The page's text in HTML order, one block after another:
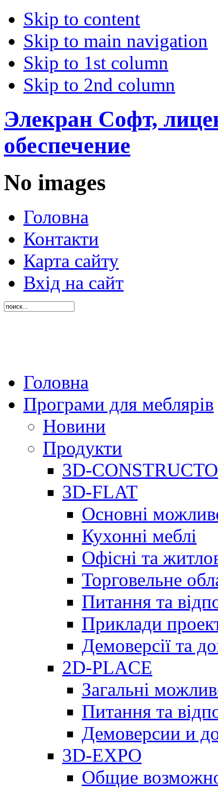
Skip to content
Skip to main navigation
Skip to 1st column
Skip to 2nd column
Элекран Софт,
обеспечение
No images
Головна
Контакти
Карта сайту
Вхід на сайт
Головна
Програми для меблярів
Новини
Продукти
3D-
3D-FLAT
Основні
Кухонні меблі
Офісні та
Торговельне
Питання та
Приклади
Демоверсії та
2D-PLACE
Загальні
Питання та
Демоверсии и
3D-EXPO
Общие